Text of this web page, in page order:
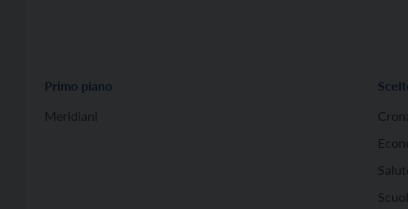
Primo piano
Meridiani